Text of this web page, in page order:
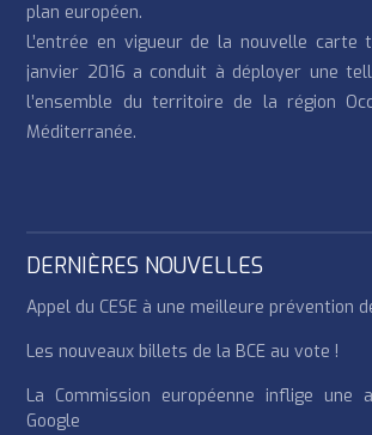
plan européen.
L’entrée en vigueur de la nouvelle carte
janvier 2016 a conduit à déployer une
l’ensemble du territoire de la région
Méditerranée.
DERNIÈRES NOUVELLES
Appel du CESE à une meilleure prévention
Les nouveaux billets de la BCE au vote !
La Commission européenne inflige une
Google